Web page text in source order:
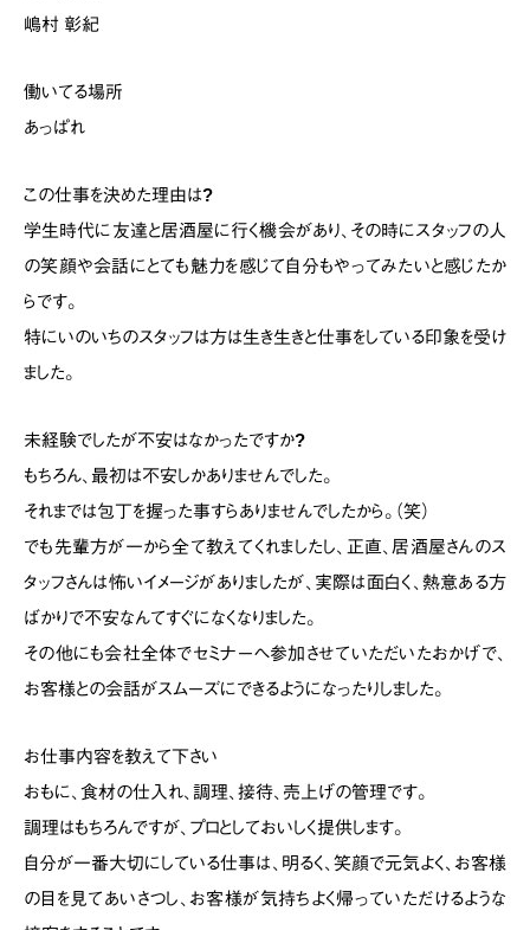
嶋村 彰紀
働いてる場所
あっぱれ
この仕事を決めた理由は?
学生時代に友達と居酒屋に行く機会があり、 その時にスタッフの人
の笑顔や会話にとても魅力を感じて自分もやってみたいと感じたか
らです。
特にいのいちのスタッフは方は生き生きと仕事をしている印象を受け
ました。
未経験でしたが不安はなかったですか?
もちろん、最初は不安しかありませんでした。
それまでは包丁を握った事すらありませんでしたから。（笑）
でも先輩方が一から全て教えてくれましたし、 正直、居酒屋さんのス
タッフさんは怖いイメージがありましたが、 実際は面白く、熱意ある方
ばかりで不安なんてすぐになくなりました。
その他にも会社全体でセミナーへ参加させていただいたおかげで、
お客様との会話がスムーズにできるようになったりしました。
お仕事内容を教えて下さい
おもに、食材の仕入れ、調理、接待、売上げの管理です。
調理はもちろんですが、プロとしておいしく提供します。
自分が一番大切にしている仕事は、明るく、笑顔で元気よく、お客様
の目を見てあいさつし、お客様が気持ちよく帰っていただけるような